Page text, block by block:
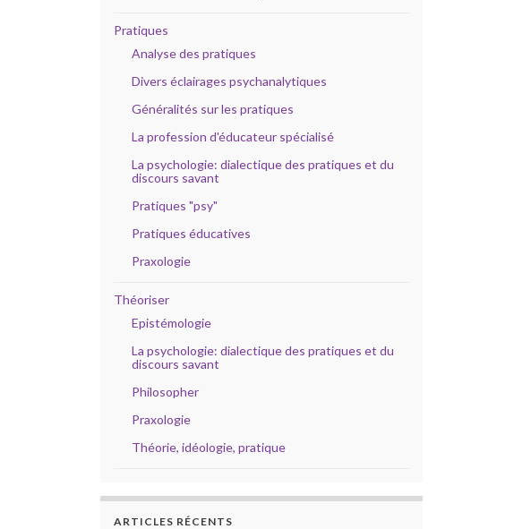
Pratiques
Analyse des pratiques
Divers éclairages psychanalytiques
Généralités sur les pratiques
La profession d'éducateur spécialisé
La psychologie: dialectique des pratiques et du
discours savant
Pratiques "psy"
Pratiques éducatives
Praxologie
Théoriser
Epistémologie
La psychologie: dialectique des pratiques et du
discours savant
Philosopher
Praxologie
Théorie, idéologie, pratique
ARTICLES RÉCENTS